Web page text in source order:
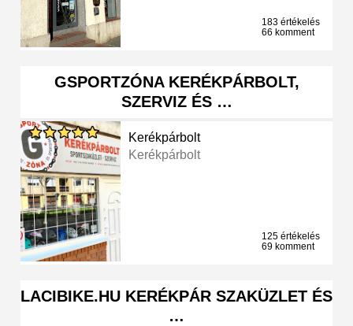
183 értékelés
66 komment
GSPORTZÓNA KERÉKPÁRBOLT,
SZERVIZ ÉS …
Kerékpárbolt
Kerékpárbolt
125 értékelés
69 komment
LACIBIKE.HU KERÉKPÁR SZAKÜZLET ÉS
…